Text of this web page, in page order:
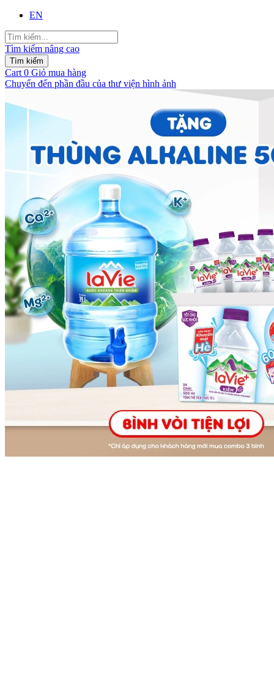
EN
Tìm kiếm nâng cao
Tìm kiếm
Cart 0 Giỏ mua hàng
Chuyển đến phần đầu của thư viện hình ảnh